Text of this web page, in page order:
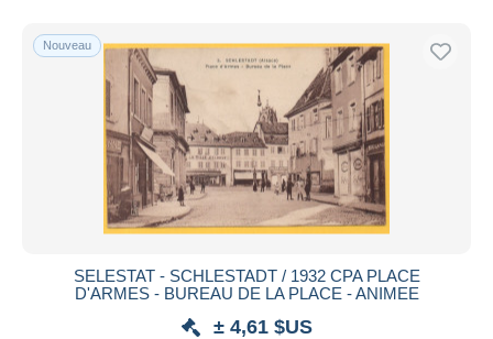
Nouveau
SELESTAT - SCHLESTADT / 1932 CPA PLACE
D'ARMES - BUREAU DE LA PLACE - ANIMEE
± 4,61 $US